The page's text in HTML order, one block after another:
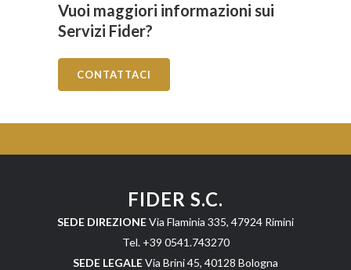
Vuoi maggiori informazioni sui
Servizi Fider?
CONTATTACI
FIDER S.C.
SEDE DIREZIONEVia Flaminia 335, 47924 Rimini
Tel. +39 0541.743270
SEDE LEGALEVia Brini 45, 40128 Bologna